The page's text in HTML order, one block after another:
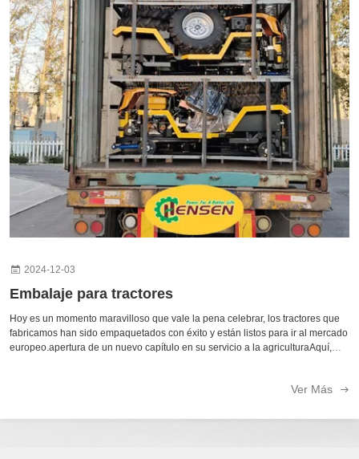
2024-12-03
Embalaje para tractores
Hoy es un momento maravilloso que vale la pena celebrar, los tractores que
fabricamos han sido empaquetados con éxito y están listos para ir al mercado
europeo.apertura de un nuevo capítulo en su servicio a la agriculturaAquí,
Ver Más